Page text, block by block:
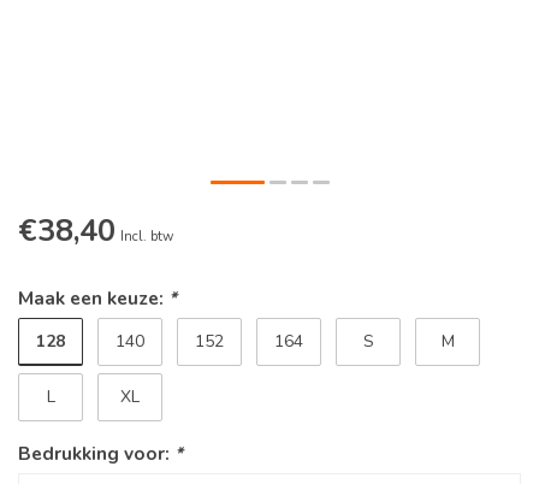
€38,40 Incl. btw
Maak een keuze: *
128 140 152 164 S M
L XL
Bedrukking voor: *